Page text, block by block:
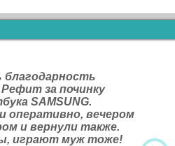
благодарность
за починку
SAMSUNG.
оперативно, вечером
и вернули также.
играют муж тоже!